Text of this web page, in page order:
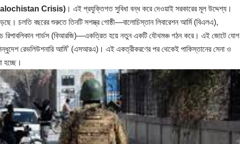
Crisis) । এই প্রযুক্তিগত সুবিধা বন্ধ করে দেওয়াই সরকারের মূল উদ্দেশ্য।
চলতি বছরের শুরুতে তিনটি সশস্ত্র গোষ্ঠী—বালোচিস্তান লিবারেশন আর্মি (বিএলএ),
রিপাবলিকান গার্ডস (বিআরজি)—একত্রিত হয়ে নতুন একটি যৌথমঞ্চ গঠন করে। এই জোটে যোগ
রেভলিউশনারি আর্মি’ (এসআরএ)। এই একত্রীকরণের পর থেকেই পাকিস্তানের সেনা ও
হচ্ছে।